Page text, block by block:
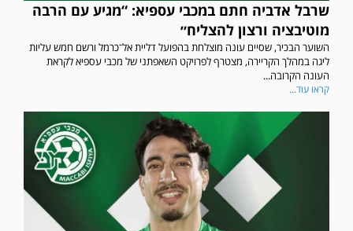
שרבל אדביה חתם במכבי עספיא: “מגיע עם הרבה
מוטיבציה ורצון להצליח״
השוער הבכיר, שסיים עונה מוצלחת בהפועל דליית אל־כרמל ורשם חמש עליות
ליגה במהלך הקריירה, מצטרף לפרויקט השאפתני של מכבי עספיא לקראת
העונה הקרובה...
קראו עוד...